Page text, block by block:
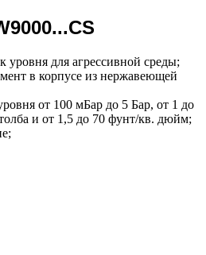
9000...CS
для агрессивной среды;
в корпусе из нержавеющей
от 100 мБар до 5 Бар, от 1 до
и от 1,5 до 70 фунт/кв. дюйм;